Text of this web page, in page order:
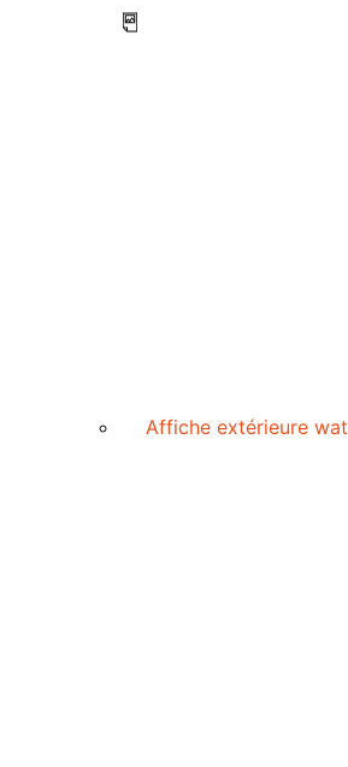
Affiche extérieure